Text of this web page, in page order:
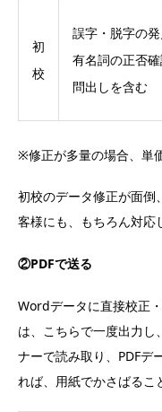
初
校
誤字・脱字の
有名詞の正否
問出しを含む
※修正が多量の場合、単
初校のデータ修正が面
客様にも、もちろん対応
②PDFで送る
Wordデータに直接校正
は、こちらで一度出力し
ナーで読み取り、PDFデ
れば、用紙でかさばるこ